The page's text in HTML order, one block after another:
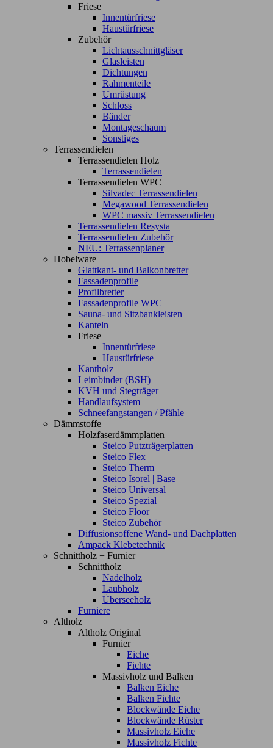
Friese
Innentürfriese
Haustürfriese
Zubehör
Lichtausschnittgläser
Glasleisten
Dichtungen
Rahmenteile
Umrüstung
Schloss
Bänder
Montageschaum
Sonstiges
Terrassendielen
Terrassendielen Holz
Terrassendielen
Terrassendielen WPC
Silvadec Terrassendielen
Megawood Terrassendielen
WPC massiv Terrassendielen
Terrassendielen Resysta
Terrassendielen Zubehör
NEU: Terrassenplaner
Hobelware
Glattkant- und Balkonbretter
Fassadenprofile
Profilbretter
Fassadenprofile WPC
Sauna- und Sitzbankleisten
Kanteln
Friese
Innentürfriese
Haustürfriese
Kantholz
Leimbinder (BSH)
KVH und Stegträger
Handlaufsystem
Schneefangstangen / Pfähle
Dämmstoffe
Holzfaserdämmplatten
Steico Putzträgerplatten
Steico Flex
Steico Therm
Steico Isorel | Base
Steico Universal
Steico Spezial
Steico Floor
Steico Zubehör
Diffusionsoffene Wand- und Dachplatten
Ampack Klebetechnik
Schnittholz + Furnier
Schnittholz
Nadelholz
Laubholz
Überseeholz
Furniere
Altholz
Altholz Original
Furnier
Eiche
Fichte
Massivholz und Balken
Balken Eiche
Balken Fichte
Blockwände Eiche
Blockwände Rüster
Massivholz Eiche
Massivholz Fichte